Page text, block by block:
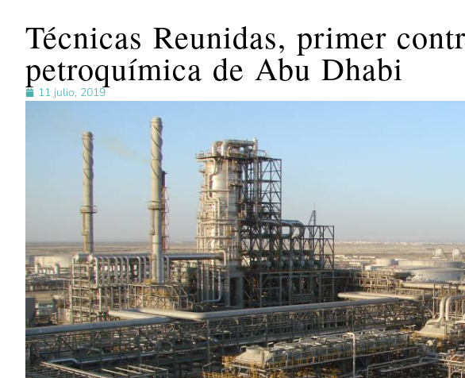
Técnicas Reunidas, primer
petroquímica de Abu Dhabi
11 julio, 2019